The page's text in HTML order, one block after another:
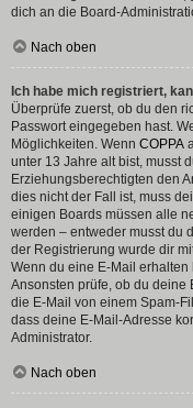
dich an die Board-
Nach oben
Ich habe mich registriert,
Überprüfe zuerst, ob du den
Passwort eingegeben hast.
Möglichkeiten. Wenn COPPA
unter 13 Jahre alt bist, musst
Erziehungsberechtigten den
dies nicht der Fall ist, muss
einigen Boards müssen alle
werden – entweder musst du
der Registrierung wurde dir
Wenn du eine E-Mail
Ansonsten prüfe, ob du deine
die E-Mail von einem Spam-
dass deine E-Mail-Adresse
Administrator.
Nach oben